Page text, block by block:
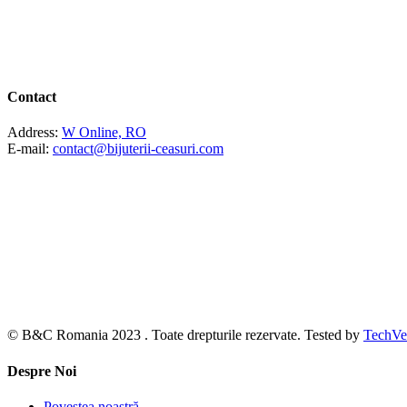
Contact
Address: W Online, RO
E-mail: contact@bijuterii-ceasuri.com
© B&C Romania 2023 . Toate drepturile rezervate. Tested by
Despre Noi